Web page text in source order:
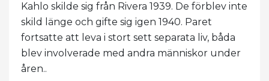
Kahlo skilde sig från Rivera 1939. De förblev inte
skild länge och gifte sig igen 1940. Paret
fortsatte att leva i stort sett separata liv, båda
blev involverade med andra människor under
åren..